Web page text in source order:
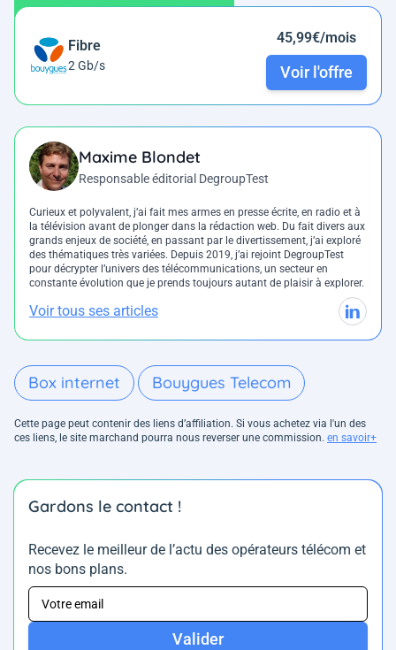
Fibre
2 Gb/s
45,99€/mois
Voir l'offre
Maxime Blondet
Responsable éditorial DegroupTest
Curieux et polyvalent, j’ai fait mes armes en presse écrite, en radio et à
la télévision avant de plonger dans la rédaction web. Du fait divers aux
grands enjeux de société, en passant par le divertissement, j’ai exploré
des thématiques très variées. Depuis 2019, j’ai rejoint DegroupTest
pour décrypter l’univers des télécommunications, un secteur en
constante évolution que je prends toujours autant de plaisir à explorer.
Voir tous ses articles
Box internet Bouygues Telecom
Cette page peut contenir des liens d’affiliation. Si vous achetez via l'un des
ces liens, le site marchand pourra nous reverser une commission. en savoir+
Gardons le contact !
Recevez le meilleur de l’actu des opérateurs télécom et
nos bons plans.
Valider